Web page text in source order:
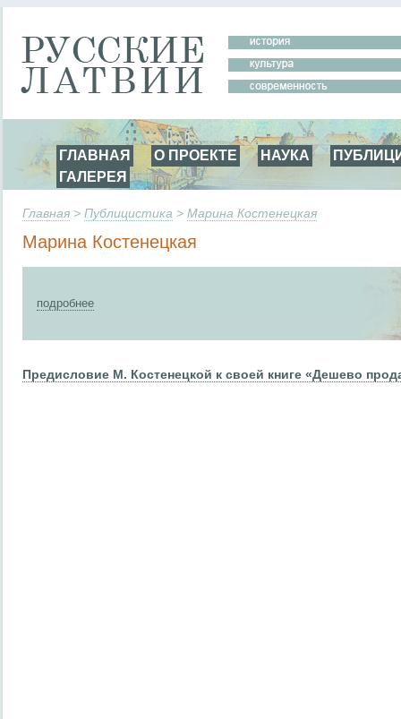
ГЛАВНАЯ О ПРОЕКТЕ НАУКА
ГАЛЕРЕЯ
Главная > Публицистика > Марина Костенецкая
Марина Костенецкая
подробнее
Предисловие М. Костенецкой к своей книге «Дешево